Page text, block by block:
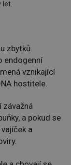
let.
zbytků
endogenní
vznikající
hostitele.
závažná
a pokud se
a